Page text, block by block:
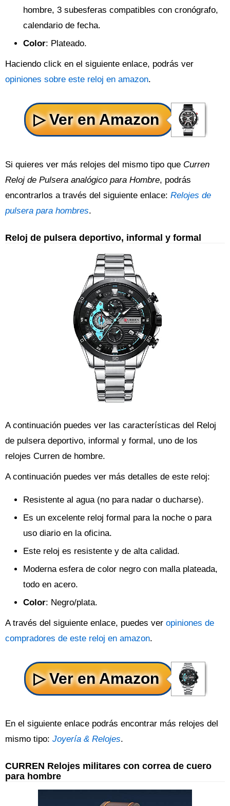
hombre, 3 subesferas compatibles con cronógrafo,
calendario de fecha.
Color: Plateado.
Haciendo click en el siguiente enlace, podrás ver
opiniones sobre este reloj en amazon.
Si quieres ver más relojes del mismo tipo que Curren
Reloj de Pulsera analógico para Hombre, podrás
encontrarlos a través del siguiente enlace: Relojes de
pulsera para hombres.
Reloj de pulsera deportivo, informal y formal
A continuación puedes ver las características del Reloj
de pulsera deportivo, informal y formal, uno de los
relojes Curren de hombre.
A continuación puedes ver más detalles de este reloj:
Resistente al agua (no para nadar o ducharse).
Es un excelente reloj formal para la noche o para
uso diario en la oficina.
Este reloj es resistente y de alta calidad.
Moderna esfera de color negro con malla plateada,
todo en acero.
Color: Negro/plata.
A través del siguiente enlace, puedes ver opiniones de
compradores de este reloj en amazon.
En el siguiente enlace podrás encontrar más relojes del
mismo tipo: Joyería & Relojes.
CURREN Relojes militares con correa de cuero
para hombre